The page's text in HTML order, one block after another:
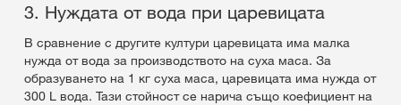
3. Нуждата от вода при царевицата
В сравнение с другите култури царевицата има малка
нужда от вода за производството на суха маса. За
образуването на 1 кг суха маса, царевицата има нужда от
300 L вода. Тази стойност се нарича също коефициент на